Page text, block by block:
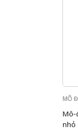
MÔ
nhỏ